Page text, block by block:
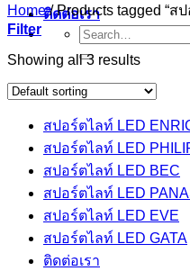
ติดต่อเรา
Search
for:
Home /Products tagged “ส
Filter
Showing all 3 results
สปอร์ตไลท์ LED
สปอร์ตไลท์ LED
สปอร์ตไลท์ LED BEC
สปอร์ตไลท์ LED
สปอร์ตไลท์ LED EVE
สปอร์ตไลท์ LED GATA
ติดต่อเรา